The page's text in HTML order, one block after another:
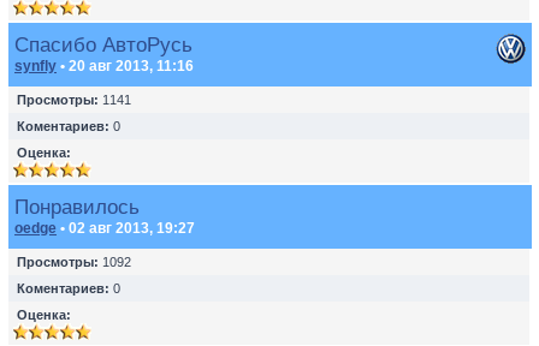
Спасибо АвтоРусь
synfly • 20 авг 2013, 11:16
Просмотры: 1141
Коментариев: 0
Оценка:
Понравилось
oedge • 02 авг 2013, 19:27
Просмотры: 1092
Коментариев: 0
Оценка: